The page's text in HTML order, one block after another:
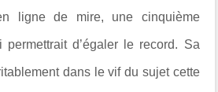
ligne de mire, une cinquième
d’égaler le record. Sa
dans le vif du sujet cette